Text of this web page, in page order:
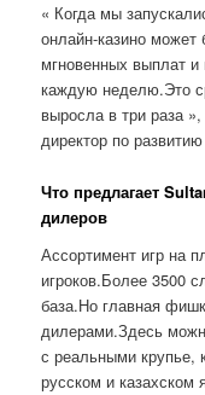
« Когда мы
онлайн-казино
мгновенных выплат и
каждую неделю.Это
выросла в три раза
директор по
Что предлагает
дилеров
Ассортимент игр на
игроков.Более 3500
база.Но главная
дилерами.Здесь
с реальными крупье,
русском и казахском